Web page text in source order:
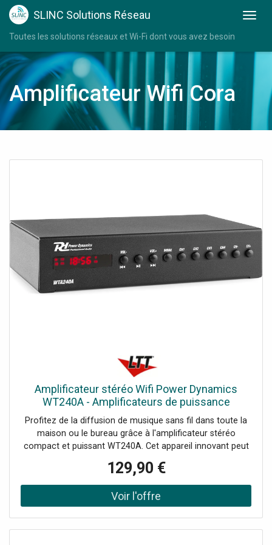
SLINC Solutions Réseau
Toutes les solutions réseaux et Wi-Fi dont vous avez besoin
Amplificateur Wifi Cora
Amplificateur stéréo Wifi Power Dynamics
WT240A - Amplificateurs de puissance
bicanaux
Profitez de la diffusion de musique sans fil dans toute la
maison ou le bureau grâce à l'amplificateur stéréo
compact et puissant WT240A. Cet appareil innovant peut
système audio HiFi multi-pièces sans fil grâce à
l'amplificateur numérique de classe D intégré à la pointe
de la technologie. (puissance de 2x 40 Watt) Il est équipé
de la fonction WIFI pour connecter vos enceintes à votre
129,90 €